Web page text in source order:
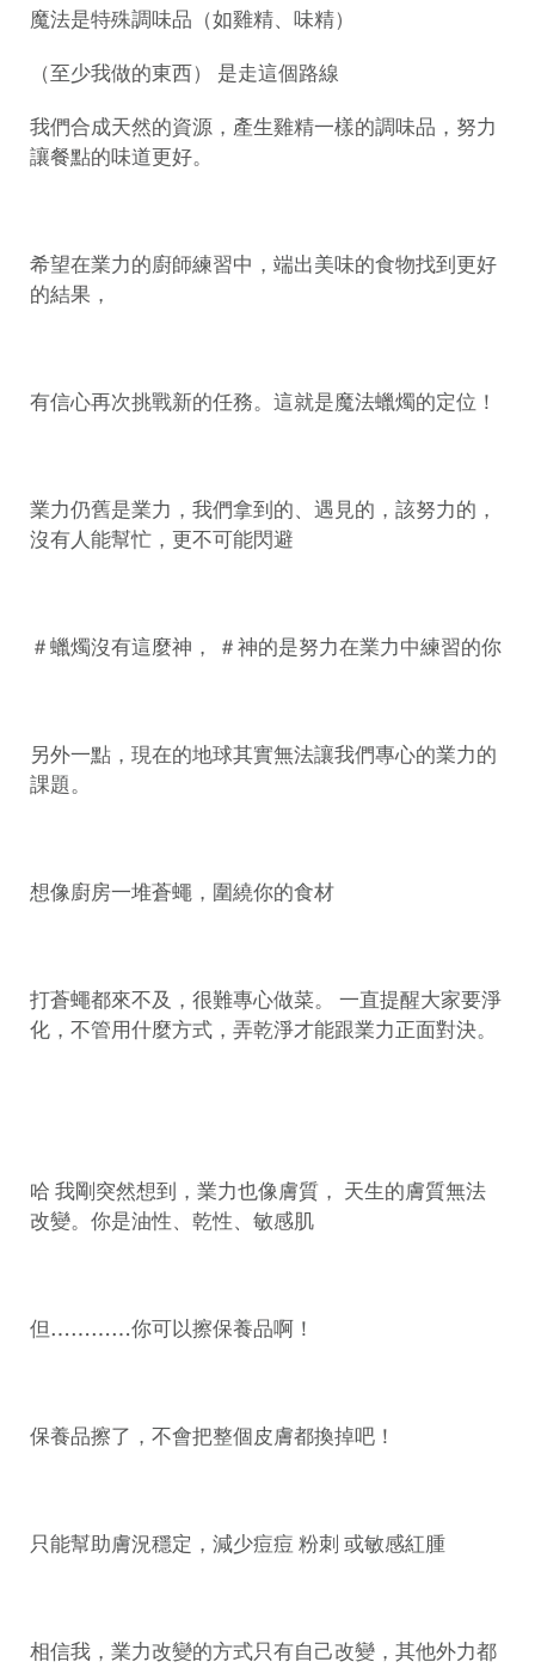
魔法是特殊調味品（如雞精、味精）
（至少我做的東西） 是走這個路線
我們合成天然的資源，產生雞精一樣的調味品，努力
讓餐點的味道更好。
希望在業力的廚師練習中，端出美味的食物找到更好
的結果，
有信心再次挑戰新的任務。這就是魔法蠟燭的定位！
業力仍舊是業力，我們拿到的、遇見的，該努力的，
沒有人能幫忙，更不可能閃避
＃蠟燭沒有這麼神， ＃神的是努力在業力中練習的你
另外一點，現在的地球其實無法讓我們專心的業力的
課題。
想像廚房一堆蒼蠅，圍繞你的食材
打蒼蠅都來不及，很難專心做菜。 一直提醒大家要淨
化，不管用什麼方式，弄乾淨才能跟業力正面對決。
哈 我剛突然想到，業力也像膚質， 天生的膚質無法
改變。你是油性、乾性、敏感肌
但…………你可以擦保養品啊！
保養品擦了，不會把整個皮膚都換掉吧！
只能幫助膚況穩定，減少痘痘 粉刺 或敏感紅腫
相信我，業力改變的方式只有自己改變，其他外力都